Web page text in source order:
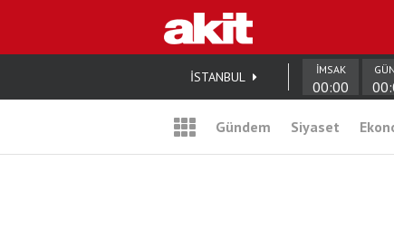
İSTANBUL İMSAK
00:00
Gündem Siyaset